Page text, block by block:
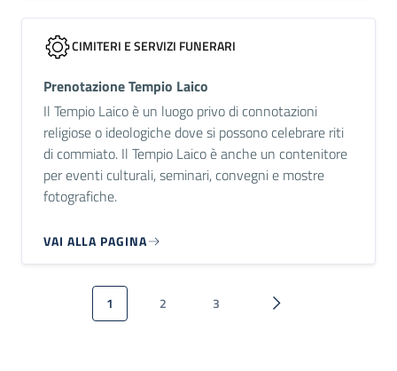
CIMITERI E SERVIZI FUNERARI
Prenotazione Tempio Laico
Il Tempio Laico è un luogo privo di connotazioni
religiose o ideologiche dove si possono celebrare riti
di commiato. Il Tempio Laico è anche un contenitore
per eventi culturali, seminari, convegni e mostre
fotografiche.
VAI ALLA PAGINA
Paginazione
Pagina attuale
1 Pagina
2 Pagina
3 Pagina successiva